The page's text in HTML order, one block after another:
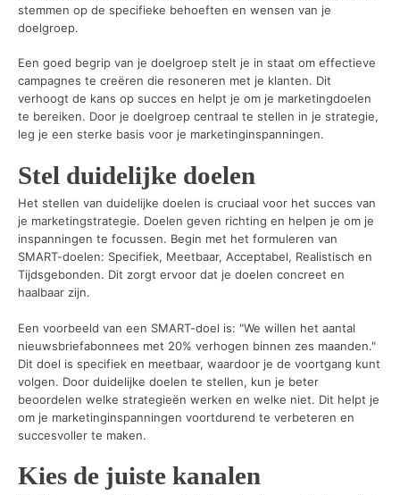
stemmen op de specifieke behoeften en wensen van je
doelgroep.
Een goed begrip van je doelgroep stelt je in staat om effectieve
campagnes te creëren die resoneren met je klanten. Dit
verhoogt de kans op succes en helpt je om je marketingdoelen
te bereiken. Door je doelgroep centraal te stellen in je strategie,
leg je een sterke basis voor je marketinginspanningen.
Stel duidelijke doelen
Het stellen van duidelijke doelen is cruciaal voor het succes van
je marketingstrategie. Doelen geven richting en helpen je om je
inspanningen te focussen. Begin met het formuleren van
SMART-doelen: Specifiek, Meetbaar, Acceptabel, Realistisch en
Tijdsgebonden. Dit zorgt ervoor dat je doelen concreet en
haalbaar zijn.
Een voorbeeld van een SMART-doel is: "We willen het aantal
nieuwsbriefabonnees met 20% verhogen binnen zes maanden."
Dit doel is specifiek en meetbaar, waardoor je de voortgang kunt
volgen. Door duidelijke doelen te stellen, kun je beter
beoordelen welke strategieën werken en welke niet. Dit helpt je
om je marketinginspanningen voortdurend te verbeteren en
succesvoller te maken.
Kies de juiste kanalen